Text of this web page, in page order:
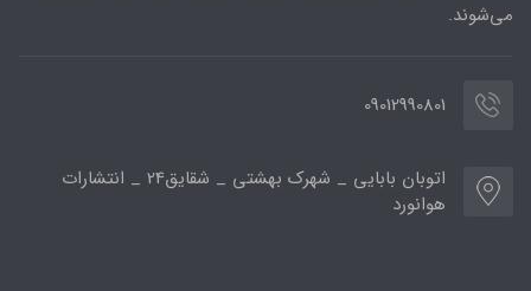
می‌شوند.
09012990801
اتوبان بابایی _ شهرک بهشتی _ شقایق24 _ انتشارات
هوانورد